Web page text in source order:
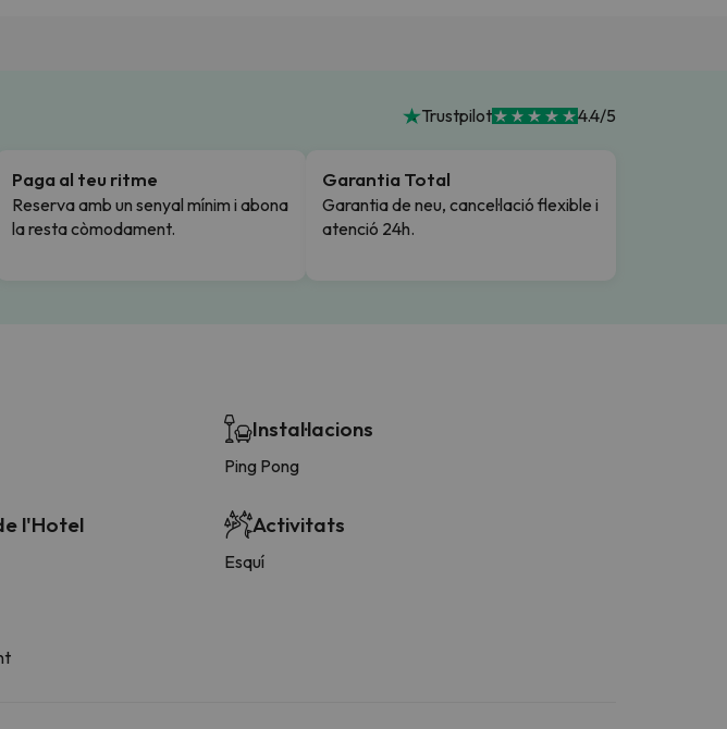
Trustpilot 4.4/5
Paga al teu ritme
Reserva amb un senyal mínim i abona
la resta còmodament.
Garantia Total
Garantia de neu, cancel·lació flexible i
atenció 24h.
l'Hotel
Instal·lacions
Ping Pong
Activitats
Esquí